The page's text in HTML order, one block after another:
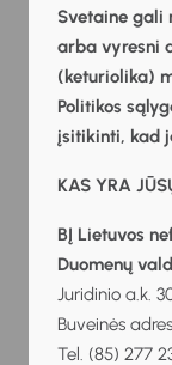
Svetaine gali
arba vyresni
(keturiolika)
Politikos
įsitikinti, kad
KAS YRA
BĮ Lietuvos
Duomenų
Juridinio a.k.
Buveinės
Tel. (85) 277